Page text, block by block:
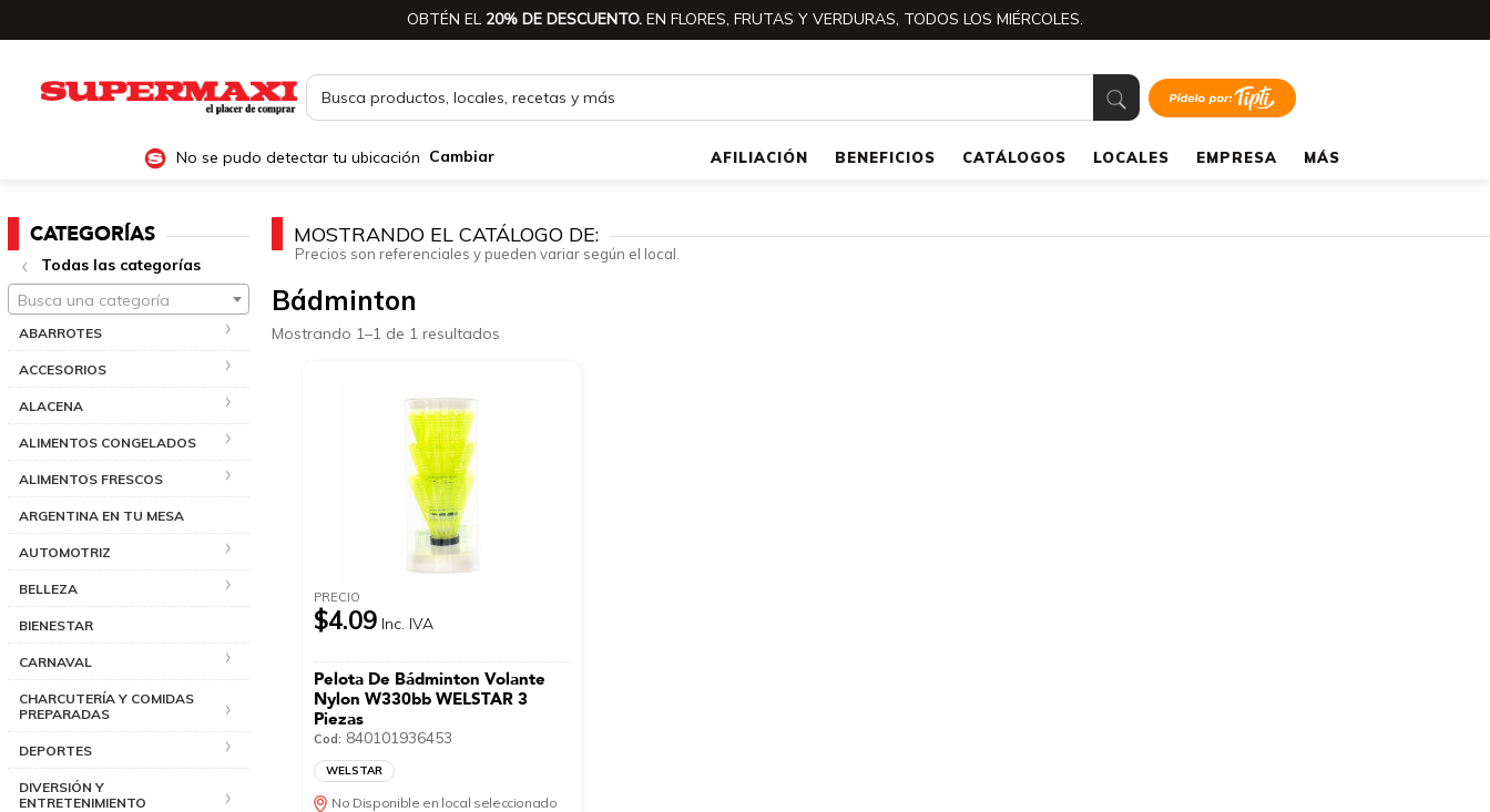
OBTÉN EL 20% DE DESCUENTO. EN FLORES, FRUTAS Y VERDURAS, TODOS LOS MIÉRCOLES.
No se pudo detectar tu ubicación Cambiar AFILIACIÓN BENEFICIOS CATÁLOGOS LOCALES EMPRESA MÁS
CATEGORÍAS
Todas las categorías
Busca una categoría
ABARROTES
ACCESORIOS
ALACENA
ALIMENTOS CONGELADOS
ALIMENTOS FRESCOS
ARGENTINA EN TU MESA
AUTOMOTRIZ
BELLEZA
BIENESTAR
CARNAVAL
CHARCUTERÍA Y COMIDAS
PREPARADAS
DEPORTES
DIVERSIÓN Y
ENTRETENIMIENTO
MOSTRANDO EL CATÁLOGO DE:
Precios son referenciales y pueden variar según el local.
Bádminton
Mostrando 1–1 de 1 resultados
PRECIO
$4.09 Inc. IVA
Pelota De Bádminton Volante
Nylon W330bb WELSTAR 3
Piezas
Cod: 840101936453
WELSTAR
No Disponible en local seleccionado